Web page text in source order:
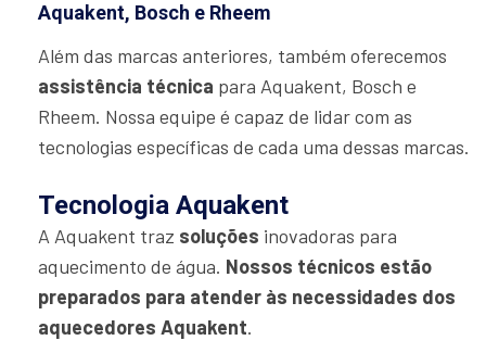
Aquakent, Bosch e Rheem
Além das marcas anteriores, também oferecemos
assistência técnica para Aquakent, Bosch e
Rheem. Nossa equipe é capaz de lidar com as
tecnologias específicas de cada uma dessas marcas.
Tecnologia Aquakent
A Aquakent traz soluções inovadoras para
aquecimento de água. Nossos técnicos estão
preparados para atender às necessidades dos
aquecedores Aquakent.